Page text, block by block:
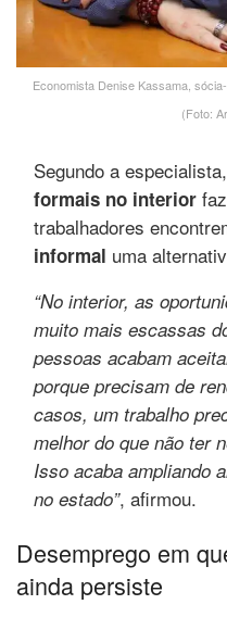
Economista Denise Kassama,
(Foto:
Segundo a
formais no interior
trabalhadores
informal uma
“No interior, as
muito mais escassas
pessoas acabam
porque precisam de
casos, um trabalho
melhor do que não ter
Isso acaba ampliando
no estado”, afirmou.
Desemprego em
ainda persiste